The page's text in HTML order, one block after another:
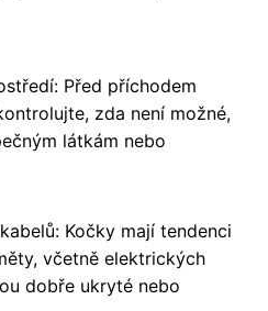
Před příchodem
zda není možné,
látkám nebo
Kočky mají tendenci
včetně elektrických
dobře ukryté nebo